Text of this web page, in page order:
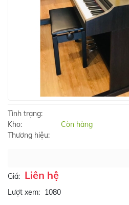
Tình trạng:
Kho:
Còn hàng
Thương hiệu:
Giá: Liên hệ
Lượt xem: 1080